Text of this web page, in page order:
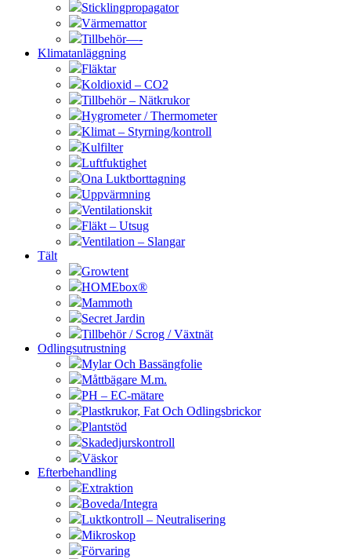
Sticklingpropagator
Värmemattor
Tillbehör—-
Klimatanläggning
Fläktar
Koldioxid – CO2
Tillbehör – Nätkrukor
Hygrometer / Thermometer
Klimat – Styrning/kontroll
Kulfilter
Luftfuktighet
Ona Luktborttagning
Uppvärmning
Ventilationskit
Fläkt – Utsug
Ventilation – Slangar
Tält
Growtent
HOMEbox®
Mammoth
Secret Jardin
Tillbehör / Scrog / Växtnät
Odlingsutrustning
Mylar Och Bassängfolie
Måttbägare M.m.
PH – EC-mätare
Plastkrukor, Fat Och Odlingsbrickor
Plantstöd
Skadedjurskontroll
Väskor
Efterbehandling
Extraktion
Boveda/Integra
Luktkontroll – Neutralisering
Mikroskop
Förvaring